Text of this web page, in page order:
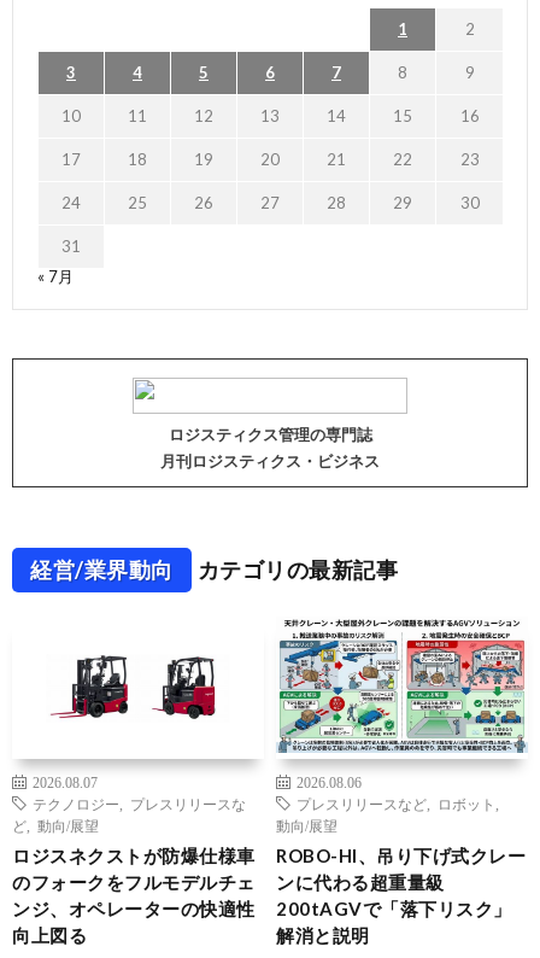
1 2
3 4 5 6 7 8 9
10 11 12 13 14 15 16
17 18 19 20 21 22 23
24 25 26 27 28 29 30
31
« 7月
ロジスティクス管理の専門誌
月刊ロジスティクス・ビジネス
経営/業界動向 カテゴリの最新記事
2026.08.07
テクノロジー
プレスリリースな
ど
動向/展望
ロジスネクストが防爆仕様車
のフォークをフルモデルチェ
ンジ、オペレーターの快適性
向上図る
2026.08.06
プレスリリースなど
ロボット
動向/展望
ROBO-HI、吊り下げ式クレー
ンに代わる超重量級
200tAGVで「落下リスク」
解消と説明